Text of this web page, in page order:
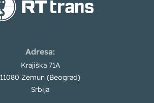
Adresa:
Krajiška 71A
11080 Zemun (Beograd)
Srbija